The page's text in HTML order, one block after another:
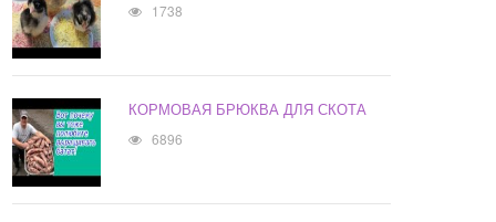
1738
КОРМОВАЯ БРЮКВА ДЛЯ СКОТА
6896